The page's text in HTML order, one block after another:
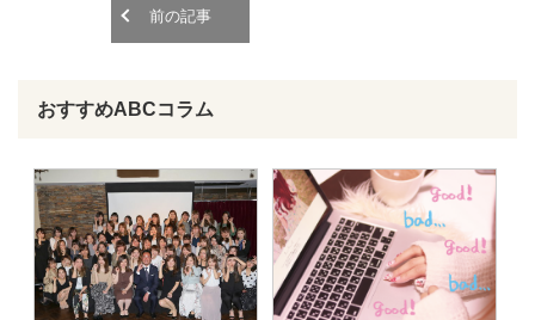
前の記事
おすすめABCコラム